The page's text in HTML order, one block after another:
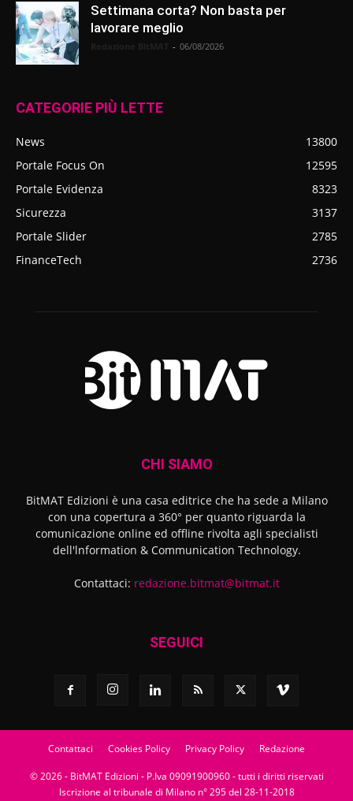
Settimana corta? Non basta per
lavorare meglio
- 06/08/2026
CATEGORIE PIÙ LETTE
News
13800
Portale Focus On
12595
Portale Evidenza
8323
Sicurezza
3137
Portale Slider
2785
FinanceTech
2736
CHI SIAMO
BitMAT Edizioni è una casa editrice che ha sede a Milano
con una copertura a 360° per quanto riguarda la
comunicazione online ed offline rivolta agli specialisti
dell'lnformation & Communication Technology.
Contattaci: redazione.bitmat@bitmat.it
SEGUICI
Contattaci Cookies Policy Privacy Policy Redazione
© 2026 - BitMAT Edizioni - P.Iva 09091900960 - tutti i diritti riservati
Iscrizione al tribunale di Milano n° 295 del 28-11-2018